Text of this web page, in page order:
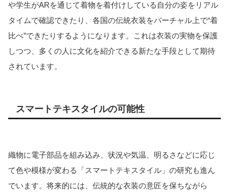
や学生がARを通じて着物を着付けしている自分の姿をリアル
タイムで確認できたり、各国の伝統衣装をバーチャル上で“着
比べ”できたりするようになります。これは衣装の実物を保護
しつつ、多くの人に文化を紹介できる新たな手段として期待
されています。
スマートテキスタイルの可能性
織物に電子部品を組み込み、状況や気温、明るさなどに応じ
て色や模様が変わる「スマートテキスタイル」の研究も進ん
でいます。将来的には、伝統的な衣装の意匠を保ちながら